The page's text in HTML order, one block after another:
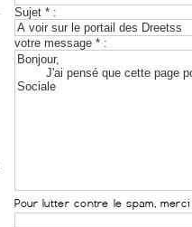
Sujet * :
votre message * :